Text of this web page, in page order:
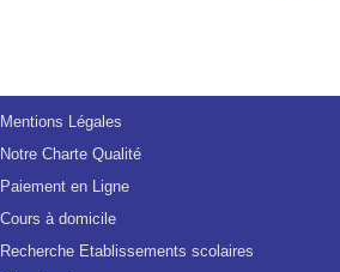
Mentions Légales
Notre Charte Qualité
Paiement en Ligne
Cours à domicile
Recherche Etablissements scolaires